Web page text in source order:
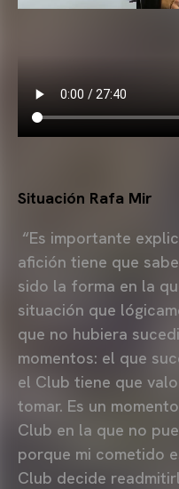
Situación Rafa Mir
“Es importante
afición tiene que
sido la forma en la
situación que
que no hubiera
momentos: el que
el Club tiene que
tomar. Es un
Club en la que no
porque mi cometido
Club decide